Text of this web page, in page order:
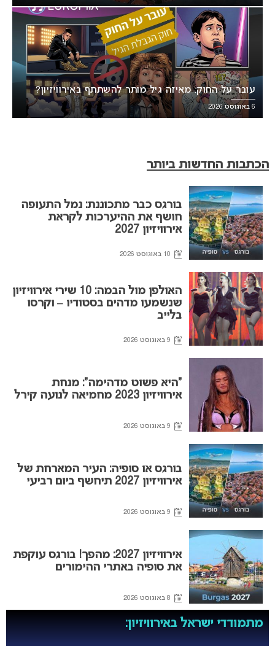
עובר על החוק: מאיזה גיל מותר להשתתף באירוויזיון?
6 באוגוסט 2026
הכתבות החדשות ביותר
בורגס כבר מתכוננת: נמל התעופה
חושף את ההיערכות לקראת
אירוויזיון 2027
10 באוגוסט 2026
האולפן מול הבמה: 10 שירי אירוויזיון
שנשמעו מדהים בסטודיו – וקרסו
בלייב
9 באוגוסט 2026
“היא פשוט מדהימה”: מנחת
אירוויזיון 2023 מחמיאה לנועה קירל
9 באוגוסט 2026
בורגס או סופיה: העיר המארחת של
אירוויזיון 2027 תיחשף ביום רביעי
9 באוגוסט 2026
אירוויזיון 2027: מהפך! בורגס עוקפת
את סופיה באתרי ההימורים
8 באוגוסט 2026
מתמודדי ישראל באירוויזיון: